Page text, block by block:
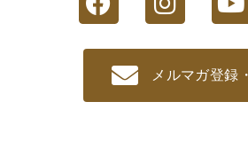
メルマガ登録